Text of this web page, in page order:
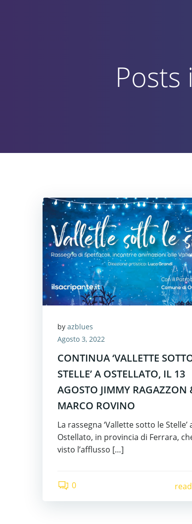
Posts
by azblues
Agosto 3, 2022
CONTINUA ‘VALLETTE
STELLE’ A OSTELLATO, IL 13
AGOSTO JIMMY RAGAZZON
MARCO ROVINO
La rassegna ‘Vallette sotto le Stelle’
Ostellato, in provincia di Ferrara,
visto l’afflusso […]
0